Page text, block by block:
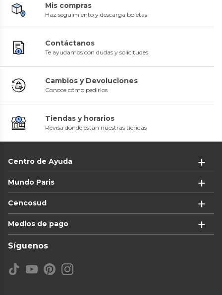
Mis compras
Haz seguimiento y descarga boletas
Contáctanos
Te ayudamos con dudas y solicitudes
Cambios y Devoluciones
Conoce cómo pedirlos
Tiendas y horarios
Revisa dónde están nuestras tiendas
Centro de Ayuda
Mundo Paris
Cencosud
Medios de pago
Síguenos